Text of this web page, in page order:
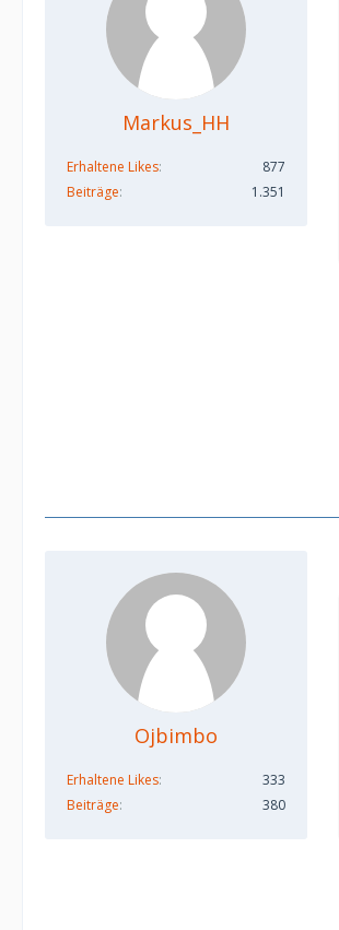
Markus_HH
Erhaltene Likes
877
Beiträge
1.351
Ojbimbo
Erhaltene Likes
333
Beiträge
380